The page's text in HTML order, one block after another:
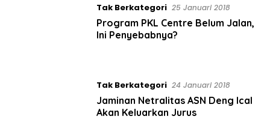
Tak Berkategori 25 Januari 2018
Program PKL Centre Belum Jalan,
Ini Penyebabnya?
Tak Berkategori 24 Januari 2018
Jaminan Netralitas ASN Deng Ical
Akan Keluarkan Jurus